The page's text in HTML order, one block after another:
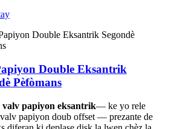
Double Eksantrik
Pèfòmans
valv papiyon eksantrik— ke yo rele
papiyon doub offset — prezante de